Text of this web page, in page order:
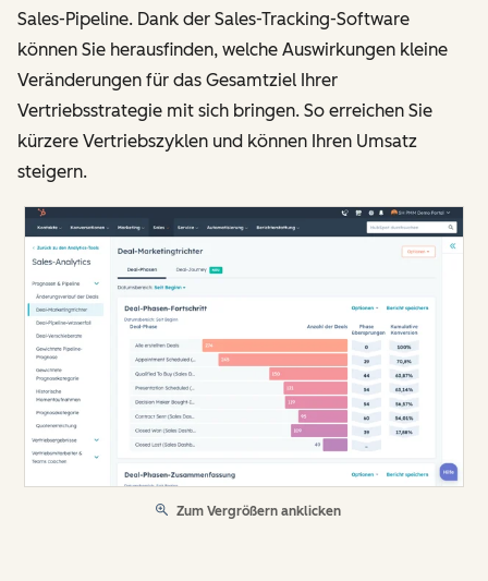
Sales-Pipeline. Dank der Sales-Tracking-Software
können Sie herausfinden, welche Auswirkungen kleine
Veränderungen für das Gesamtziel Ihrer
Vertriebsstrategie mit sich bringen. So erreichen Sie
kürzere Vertriebszyklen und können Ihren Umsatz
steigern.
Zum Vergrößern anklicken